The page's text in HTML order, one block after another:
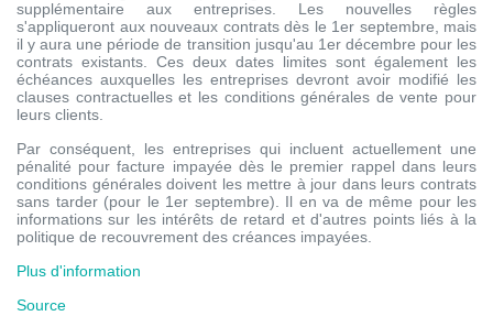
supplémentaire aux entreprises. Les nouvelles règles
s'appliqueront aux nouveaux contrats dès le 1er septembre, mais
il y aura une période de transition jusqu'au 1er décembre pour les
contrats existants. Ces deux dates limites sont également les
échéances auxquelles les entreprises devront avoir modifié les
clauses contractuelles et les conditions générales de vente pour
leurs clients.
Par conséquent, les entreprises qui incluent actuellement une
pénalité pour facture impayée dès le premier rappel dans leurs
conditions générales doivent les mettre à jour dans leurs contrats
sans tarder (pour le 1er septembre). Il en va de même pour les
informations sur les intérêts de retard et d'autres points liés à la
politique de recouvrement des créances impayées.
Plus d'information
Source